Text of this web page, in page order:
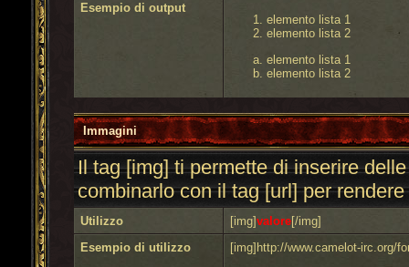
Esempio di output
elemento lista 1
elemento lista 2
elemento lista 1
elemento lista 2
Immagini
Il tag [img] ti permette di inserire
combinarlo con il tag [url] per
Utilizzo [img]valore[/img]
Esempio di utilizzo
[img]http://www.camelot-irc.org/